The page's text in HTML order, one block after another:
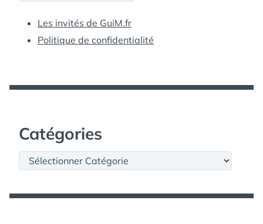
Les invités de GuiM.fr
Politique de confidentialité
Catégories
Catégories